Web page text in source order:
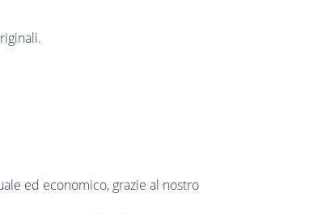
ed economico, grazie al nostro